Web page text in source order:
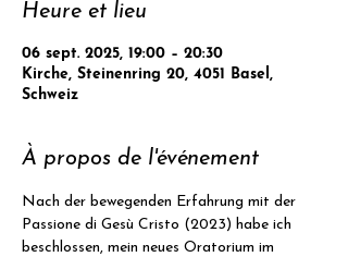
Heure et lieu
06 sept. 2025, 19:00 – 20:30
Kirche, Steinenring 20, 4051 Basel,
Schweiz
À propos de l'événement
Nach der bewegenden Erfahrung mit der
Passione di Gesù Cristo (2023) habe ich
beschlossen, mein neues Oratorium im